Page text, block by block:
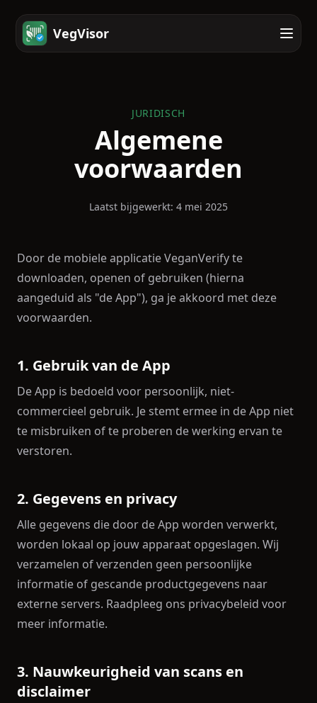
VegVisor
JURIDISCH
Algemene
voorwaarden
Laatst bijgewerkt: 4 mei 2025
Door de mobiele applicatie VeganVerify te
downloaden, openen of gebruiken (hierna
aangeduid als "de App"), ga je akkoord met deze
voorwaarden.
1. Gebruik van de App
De App is bedoeld voor persoonlijk, niet-
commercieel gebruik. Je stemt ermee in de App niet
te misbruiken of te proberen de werking ervan te
verstoren.
2. Gegevens en privacy
Alle gegevens die door de App worden verwerkt,
worden lokaal op jouw apparaat opgeslagen. Wij
verzamelen of verzenden geen persoonlijke
informatie of gescande productgegevens naar
externe servers. Raadpleeg ons privacybeleid voor
meer informatie.
3. Nauwkeurigheid van scans en
disclaimer